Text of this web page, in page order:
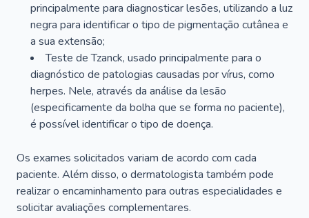
principalmente para diagnosticar lesões, utilizando a luz
negra para identificar o tipo de pigmentação cutânea e
a sua extensão;
Teste de Tzanck, usado principalmente para o
diagnóstico de patologias causadas por vírus, como
herpes. Nele, através da análise da lesão
(especificamente da bolha que se forma no paciente),
é possível identificar o tipo de doença.
Os exames solicitados variam de acordo com cada
paciente. Além disso, o dermatologista também pode
realizar o encaminhamento para outras especialidades e
solicitar avaliações complementares.